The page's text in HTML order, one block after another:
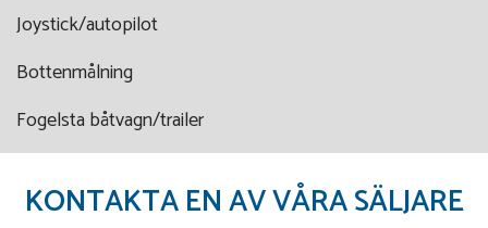
Joystick/autopilot
Bottenmålning
Fogelsta båtvagn/trailer
KONTAKTA EN AV VÅRA SÄLJARE